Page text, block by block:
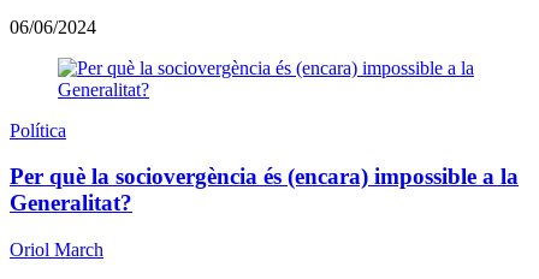
06/06/2024
Política
Per què la sociovergència és (encara) impossible a la
Generalitat?
Oriol March